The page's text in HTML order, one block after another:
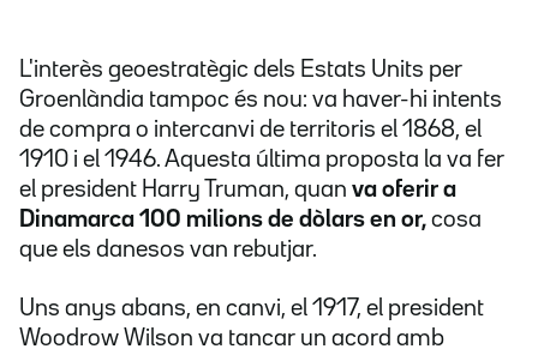
L'interès geoestratègic dels Estats Units per
Groenlàndia tampoc és nou: va haver-hi intents
de compra o intercanvi de territoris el 1868, el
1910 i el 1946. Aquesta última proposta la va fer
el president Harry Truman, quan va oferir a
Dinamarca 100 milions de dòlars en or, cosa
que els danesos van rebutjar.
Uns anys abans, en canvi, el 1917, el president
Woodrow Wilson va tancar un acord amb